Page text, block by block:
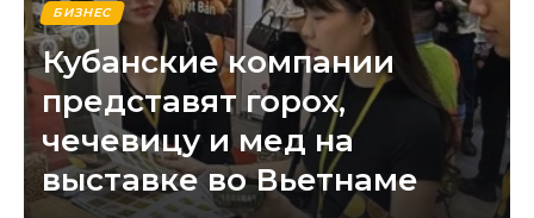
БИЗНЕС
Кубанские компании
представят горох,
чечевицу и мед на
выставке во Вьетнаме